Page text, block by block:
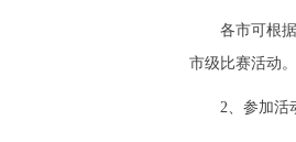
各市可根据
市级比赛活动
2、参加活动